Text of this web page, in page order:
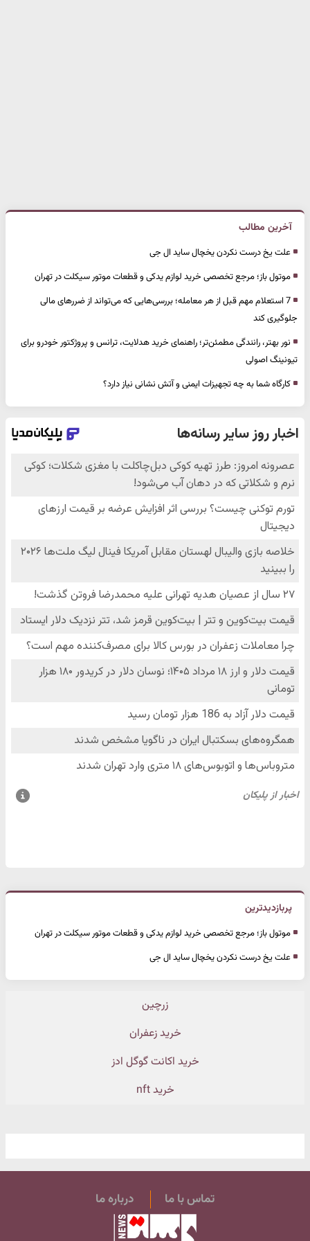
آخرین مطالب
علت یخ درست نکردن یخچال ساید ال جی
موتول باز؛ مرجع تخصصی خرید لوازم یدکی و قطعات موتور سیکلت در تهران
7 استعلام مهم قبل از هر معامله؛ بررسی‌هایی که می‌تواند از ضررهای مالی
جلوگیری کند
نور بهتر، رانندگی مطمئن‌تر؛ راهنمای خرید هدلایت، ترانس و پروژکتور خودرو برای
تیونینگ اصولی
کارگاه شما به چه تجهیزات ایمنی و آتش نشانی نیاز دارد؟
پربازدیدترین
موتول باز؛ مرجع تخصصی خرید لوازم یدکی و قطعات موتور سیکلت در تهران
علت یخ درست نکردن یخچال ساید ال جی
زرچین
خرید زعفران
خرید اکانت گوگل ادز
خرید nft
تماس با ما درباره ما